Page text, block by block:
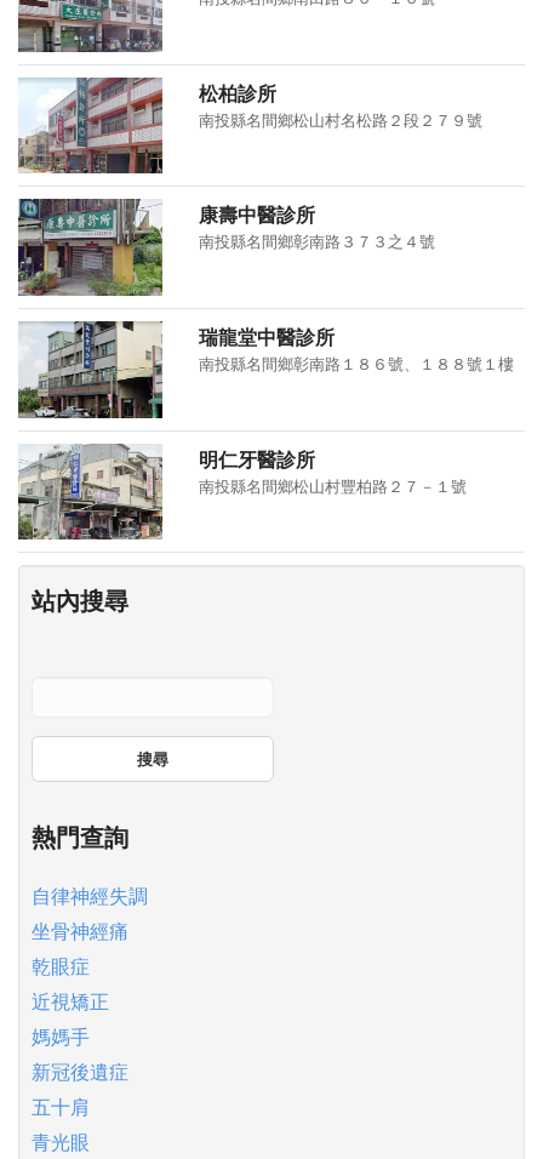
松柏診所
南投縣名間鄉松山村名松路２段２７９號
康壽中醫診所
南投縣名間鄉彰南路３７３之４號
瑞龍堂中醫診所
南投縣名間鄉彰南路１８６號、１８８號１樓
明仁牙醫診所
南投縣名間鄉松山村豐柏路２７－１號
站內搜尋
搜尋
熱門查詢
自律神經失調
坐骨神經痛
乾眼症
近視矯正
媽媽手
新冠後遺症
五十肩
青光眼